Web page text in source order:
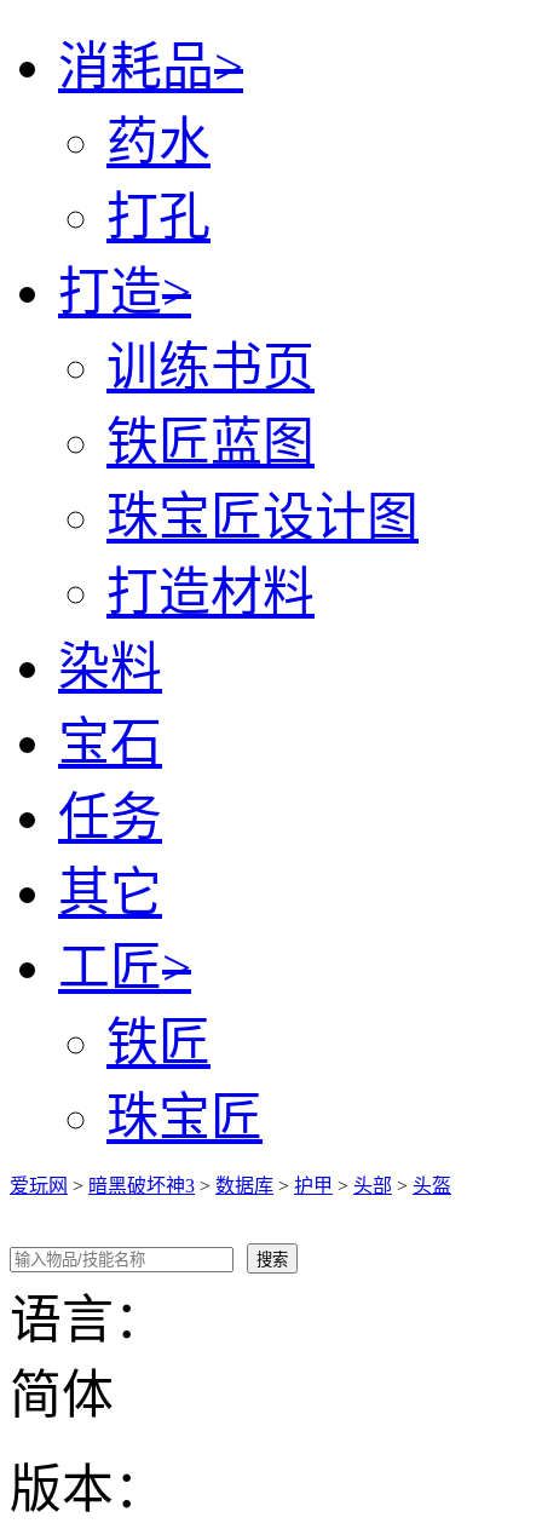
消耗品>
药水
打孔
打造>
训练书页
铁匠蓝图
珠宝匠设计图
打造材料
染料
宝石
任务
其它
工匠>
铁匠
珠宝匠
爱玩网 > 暗黑破坏神3 > 数据库 > 护甲 > 头部 > 头盔
语言：
简体
版本：